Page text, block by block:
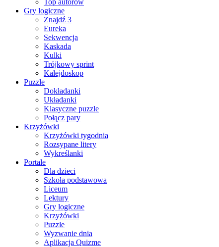
Gry logiczne
Znajdź 3
Eureka
Sekwencja
Kaskada
Kulki
Trójkowy sprint
Kalejdoskop
Puzzle
Dokładanki
Układanki
Klasyczne puzzle
Połącz pary
Krzyżówki
Krzyżówki tygodnia
Rozsypane litery
Wykreślanki
Portale
Dla dzieci
Szkoła podstawowa
Liceum
Lektury
Gry logiczne
Krzyżówki
Puzzle
Wyzwanie dnia
Aplikacja Quizme